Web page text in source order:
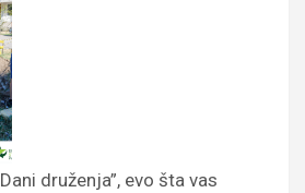
druženja”, evo šta vas